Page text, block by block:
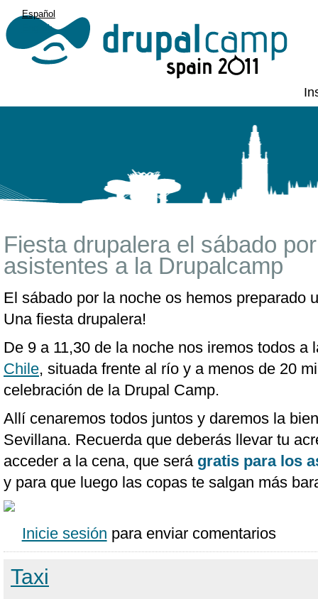
Español
English
Fiesta drupalera el sábado
asistentes a la Drupalcamp
El sábado por la noche os hemos preparado
Una fiesta drupalera!
De 9 a 11,30 de la noche nos iremos todos a
Chile, situada frente al río y a menos de 20
celebración de la Drupal Camp.
Allí cenaremos todos juntos y daremos la
Sevillana. Recuerda que deberás llevar tu
acceder a la cena, que será gratis para los
y para que luego las copas te salgan más
Inicie sesión para enviar comentarios
Taxi